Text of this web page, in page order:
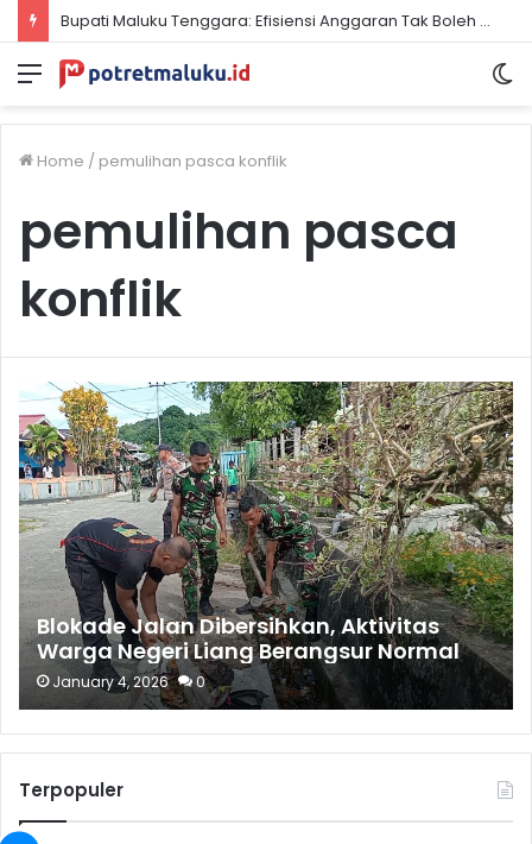
Bupati Maluku Tenggara: Efisiensi Anggaran Tak Boleh Redupkan Semangat Kemerdekaan
Menu
Home / pemulihan pasca konflik
pemulihan pasca
konflik
Blokade Jalan Dibersihkan, Aktivitas
Warga Negeri Liang Berangsur Normal
January 4, 2026 0
Terpopuler